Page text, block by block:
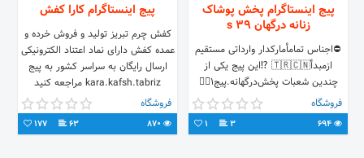
پیج اینستاگرام پخش پوشاک
زنانه درگهان 39 s
⛔️اجناس تمامأمارکدار وارداتی مستقیم
ازمبدأ🇹🇷🇨🇳 ⁉️این پیج یکی از
چندین شعبات پخش‌درگهانه.پیج۱👇🏻
@dargahanclothing 🌸
❌درگهان،دودلفین،ط۲،پ۳۰۲۵❌
واتسپ👇🏻
فروشگاه
3
1
پیج اینستاگرام کارا کفش
کفش چرم تبریز تولید و فروش خرده و
عمده کفش دارای نماد اعتناد الکترونیکی
ارسال رایگان به سراسر کشور به پیج
kara.kafsh.tabriz مراجعه کنید
فروشگاه
63
177